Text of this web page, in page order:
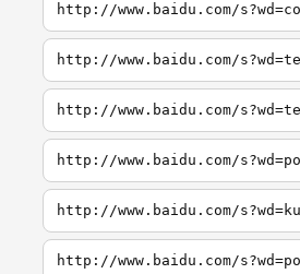
http://www.baidu.com/
http://www.baidu.com/
http://www.baidu.com/
http://www.baidu.com/
http://www.baidu.com/
http://www.baidu.com/